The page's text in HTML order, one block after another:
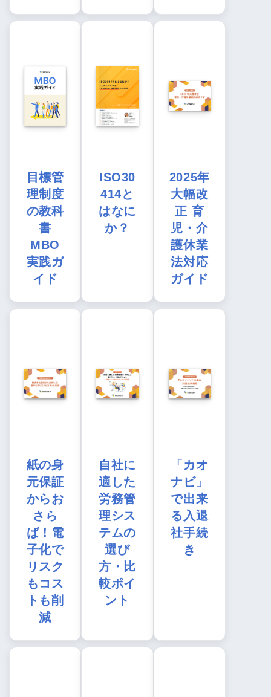
目標管
理制度
の教科
書
MBO
実践ガ
イド
ISO30
414と
はなに
か？
2025年
大幅改
正 育
児・介
護休業
法対応
ガイド
紙の身
元保証
からお
さら
ば！電
子化で
リスク
もコス
トも削
減
自社に
適した
労務管
理シス
テムの
選び
方・比
較ポイ
ント
「カオ
ナビ」
で出来
る入退
社手続
き